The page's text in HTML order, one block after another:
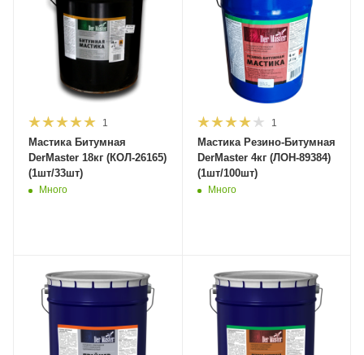
1
Мастика Битумная
DerMaster 18кг (КОЛ-26165)
(1шт/33шт)
Много
1
Мастика Резино-Битумная
DerMaster 4кг (ЛОН-89384)
(1шт/100шт)
Много